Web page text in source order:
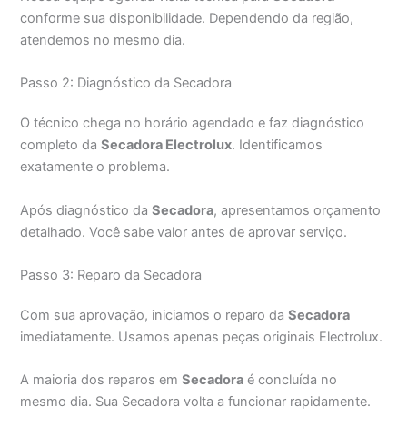
conforme sua disponibilidade. Dependendo da região,
atendemos no mesmo dia.
Passo 2: Diagnóstico da Secadora
O técnico chega no horário agendado e faz diagnóstico
completo daSecadora Electrolux. Identificamos
exatamente o problema.
Após diagnóstico daSecadora, apresentamos orçamento
detalhado. Você sabe valor antes de aprovar serviço.
Passo 3: Reparo da Secadora
Com sua aprovação, iniciamos o reparo daSecadora
imediatamente. Usamos apenas peças originais Electrolux.
A maioria dos reparos emSecadora é concluída no
mesmo dia. Sua Secadora volta a funcionar rapidamente.